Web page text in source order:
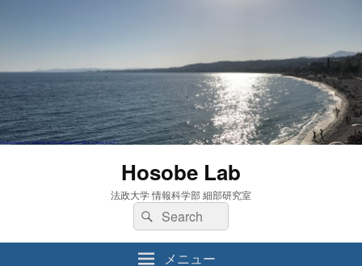
Hosobe Lab
法政大学 情報科学部 細部研究室
検
索:
検
索
メニュー